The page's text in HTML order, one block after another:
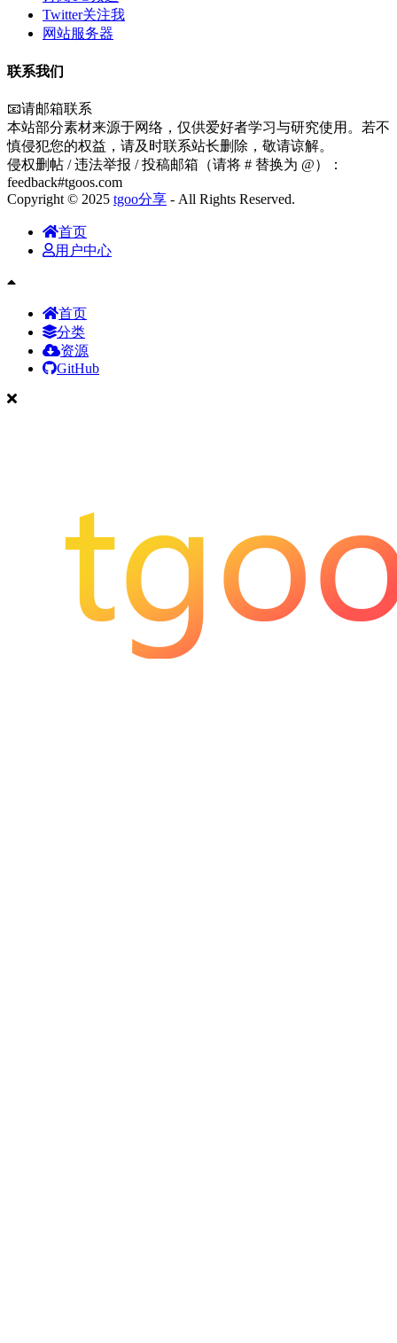
Twitter关注我
网站服务器
联系我们
📧请邮箱联系
本站部分素材来源于网络，仅供爱好者学习与研究使用。若不
慎侵犯您的权益，请及时联系站长删除，敬请谅解。
侵权删帖 / 违法举报 / 投稿邮箱（请将 # 替换为 @）：
feedback#tgoos.com
Copyright © 2025 tgoo分享 - All Rights Reserved.
首页
用户中心
首页
分类
资源
GitHub